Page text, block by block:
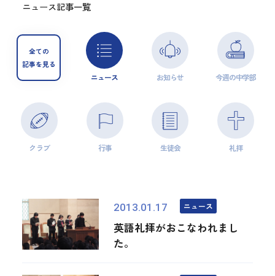
ニュース記事一覧
全ての
記事を見る
ニュース お知らせ 今週の中学部
クラブ 行事 生徒会 礼拝
2013.01.17 ニュース
英語礼拝がおこなわれまし
た。